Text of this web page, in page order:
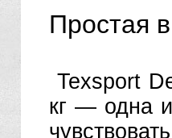
Простая
Texsport
кг — одна